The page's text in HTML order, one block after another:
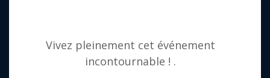
Vivez pleinement cet événement
incontournable ! .